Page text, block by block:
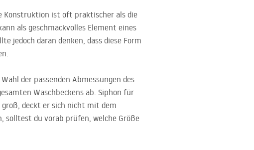
Konstruktion ist oft praktischer als die
als geschmackvolles Element eines
jedoch daran denken, dass diese Form
der passenden Abmessungen des
Waschbeckens ab. Siphon für
groß, deckt er sich nicht mit dem
solltest du vorab prüfen, welche Größe